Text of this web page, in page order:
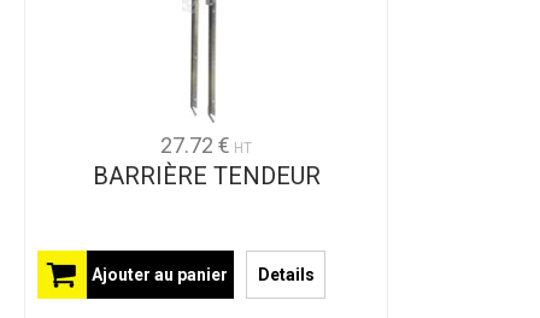
27.72 € HT
BARRIÈRE TENDEUR
Ajouter au panier Details